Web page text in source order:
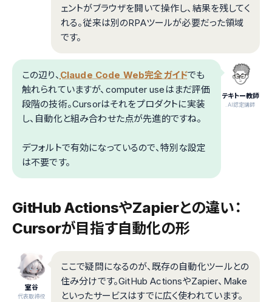
ェントがブラウザを開いて操作し、結果を残してく
れる。従来は別のRPAツールが必要だった領域
です。
テキトー教師
.AI認定講師
この辺り、 Claude Code Web完全ガイドでも
触れられていますが、computer useはまだ評価
段階の技術。Cursorはそれをプロダクトに実装
し、自動化と組み合わせた点が先進的ですね。
デフォルトで有効になっているので、特別な設定
は不要です。
GitHub ActionsやZapierとの違い：
Cursorが目指す自動化の形
室谷
代表取締役
ここで疑問になるのが、既存の自動化ツールとの
住み分けです。GitHub ActionsやZapier、Make
といったサービスはすでに広く使われています。